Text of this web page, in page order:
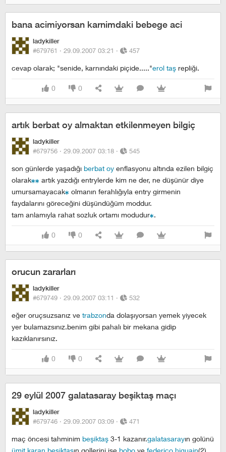
bana acimiyorsan karnimdaki bebege aci
ladykiller
#679761 · 29.09.2007 03:21 · 457
cevap olarak; "senide, karnındaki piçide....."erol taş repliği.
0 0
artık berbat oy almaktan etkilenmeyen bilgiç
ladykiller
#679756 · 29.09.2007 03:18 · 545
son günlerde yaşadığı berbat oy enflasyonu altında ezilen bilgiç
olarak
artık yazdığı entrylerde kim ne der, ne düşünür diye
umursamayacak
olmanın ferahlığıyla entry girmenin
faydalarını göreceğini düşündüğüm moddur.
tam anlamıyla rahat sozluk ortamı modudur .
0 0
orucun zararları
ladykiller
#679749 · 29.09.2007 03:11 · 532
eğer oruçsuzsanız ve trabzonda dolaşıyorsan yemek yiyecek
yer bulamazsınız.benim gibi pahalı bir mekana gidip
kazıklanırsınız.
0 0
29 eylül 2007 galatasaray beşiktaş maçı
ladykiller
#679746 · 29.09.2007 03:09 · 471
maç öncesi tahminim beşiktaş 3-1 kazanır.galatasarayın golünü
ümit karan beşiktaşın gollerini ise bobo ve federico higuain(2)